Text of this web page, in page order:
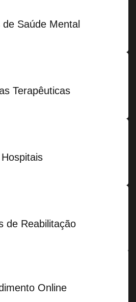
Saúde Mental
Terapêuticas
Hospitais
de Reabilitação
Online